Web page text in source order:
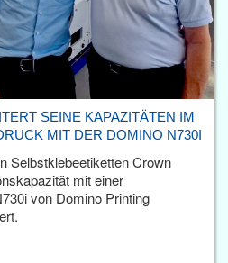
SEINE KAPAZITÄTEN IM
MIT DER DOMINO N730I
Selbstklebeetiketten Crown
mit einer
von Domino Printing